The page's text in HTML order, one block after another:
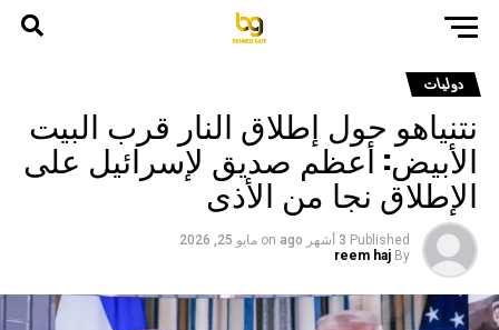
دوليات
نتنياهو حول إطلاق النار قرب البيت
الأبيض: أعظم صديق لإسرائيل على
الإطلاق نجا من الأذى
Published 3 أشهر ago on مايو 25, 2026
By
reem haj